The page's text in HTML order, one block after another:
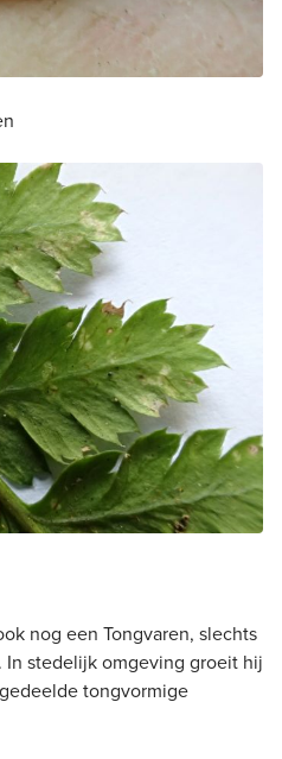
nog een Tongvaren, slechts
In stedelijk omgeving groeit hij
tongvormige